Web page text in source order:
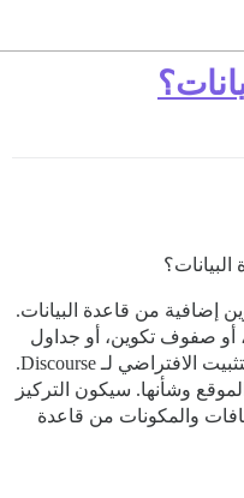
إضافية من قاعدة البيانات.
أو صفوف تكوين، أو جداول
من قاعدة البيانات غير موجودة في التثبيت الافتراضي لـ Discourse.
وشأنها. سيكون التركيز
والمكونات من قاعدة